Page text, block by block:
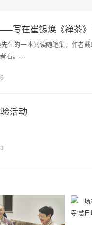
写在崔锡焕《禅茶
生的一本阅读随笔集，作者
者看。…
活动